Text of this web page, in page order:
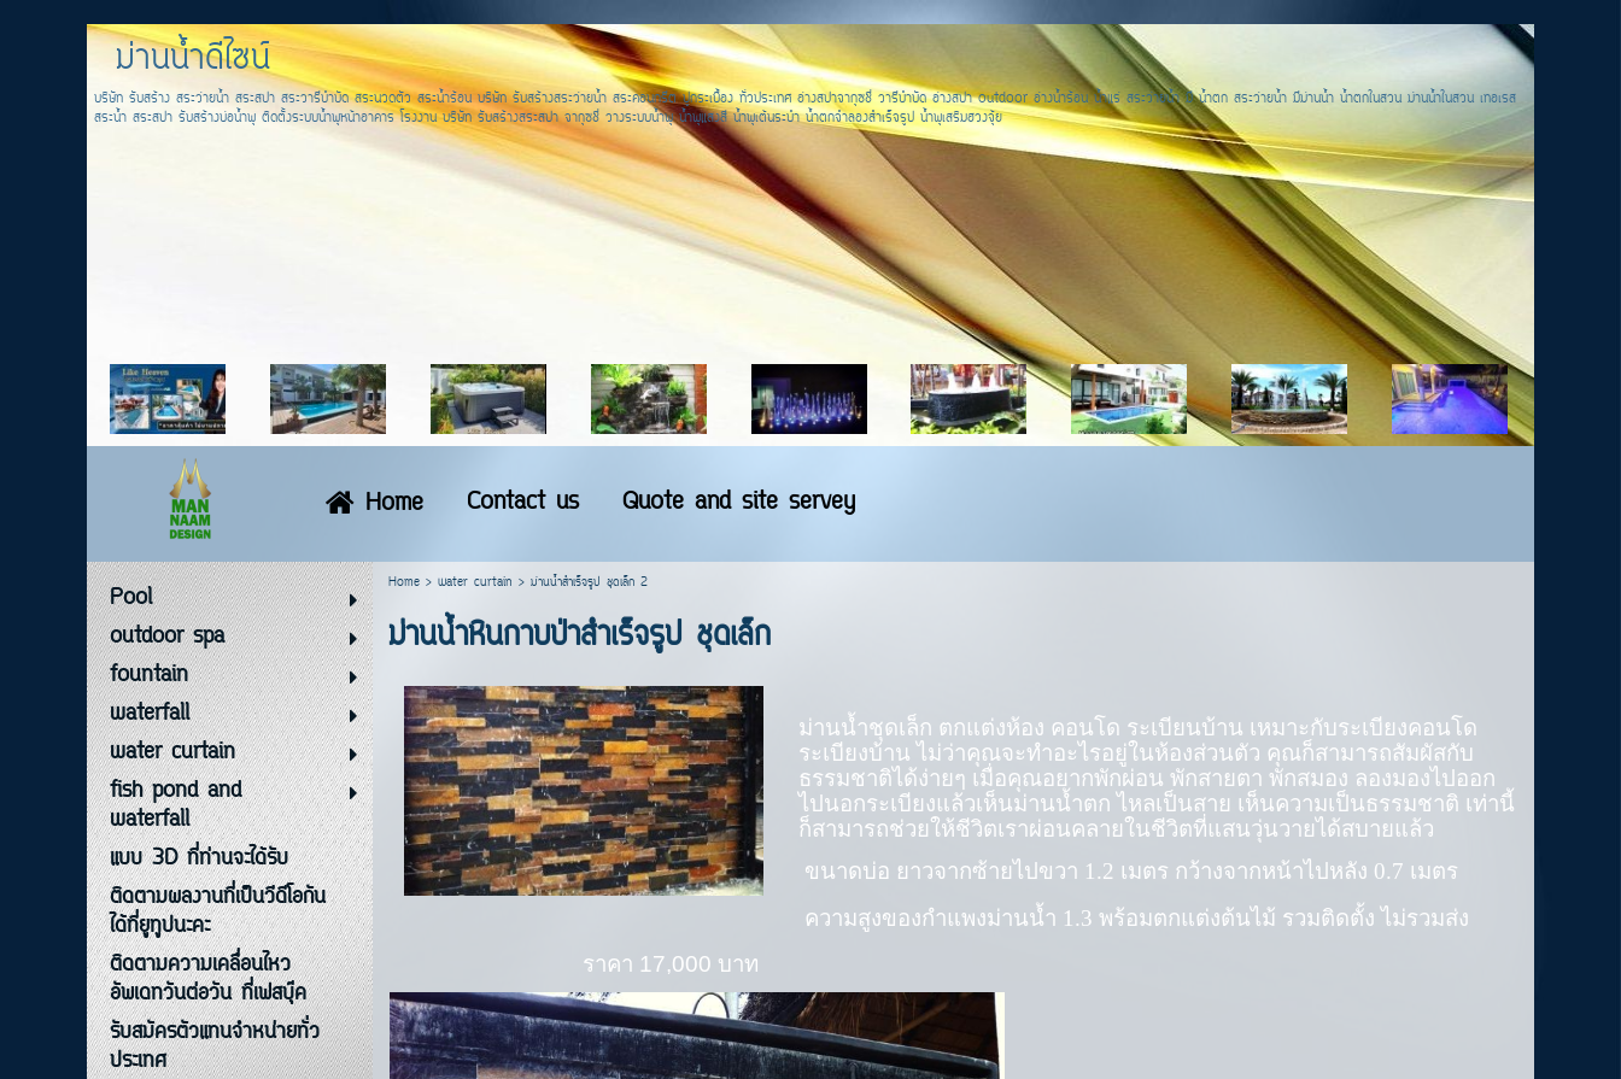
ม่านน้ำดีไซน์
บริษัท รับสร้าง สระว่ายน้ำ สระสปา สระวารีบำบัด สระนวดตัว สระน้ำร้อน บริษัท รับสร้างสระว่ายน้ำ สระคอนกรีต ปูกระเบื้อง ทั่วประเทศ อ่างสปาจากุซชี่ วารีบำบัด อ่างสปา outdoor อ่างน้ำร้อน น้ำแร่ สระว่ายน้ำ มี น้ำตก สระว่ายน้ำ มีม่านน้ำ น้ำตกในสวน ม่านน้ำในสวน เทอเรส
สระน้ำ สระสปา รับสร้างบ่อน้ำพุ ติดตั้งระบบน้ำพุหน้าอาคาร โรงงาน บริษัท รับสร้างสระสปา จากุซชี่ วางระบบน้ำพุ น้ำพุแสงสี น้ำพุเต้นระบำ น้ำตกจำลองสำเร็จรูป น้ำพุเสริมฮวงจุ้ย
Home Contact us Quote and site servey
Pool
outdoor spa
fountain
waterfall
water curtain
fish pond and
waterfall
แบบ 3D ที่ท่านจะได้รับ
ติดตามผลงานที่เป็นวีดีโอกัน
ได้ที่ยูทูปนะคะ
ติดตามความเคลื่อนไหว
อัพเดทวันต่อวัน ที่เฟสบุ๊ค
รับสมัครตัวแทนจำหน่ายทั่ว
ประเทศ
Home> water curtain > ม่านน้ำสำเร็จรูป ชุดเล็ก 2
ม่านน้ำหินกาบป่าสำเร็จรูป ชุดเล็ก
ม่านน้ำชุดเล็ก ตกแต่งห้อง คอนโด ระเบียนบ้าน เหมาะกับระเบียงคอนโด
ระเบียงบ้าน ไม่ว่าคุณจะทำอะไรอยู่ในห้องส่วนตัว คุณก็สามารถสัมผัสกับ
ธรรมชาติได้ง่ายๆ เมื่อคุณอยากพักผ่อน พักสายตา พักสมอง ลองมองไปออก
ไปนอกระเบียงแล้วเห็นม่านน้ำตก ไหลเป็นสาย เห็นความเป็นธรรมชาติ เท่านี้
ก็สามารถช่วยให้ชีวิตเราผ่อนคลายในชีวิตที่แสนวุ่นวายได้สบายแล้ว
ขนาดบ่อ ยาวจากซ้ายไปขวา 1.2 เมตร กว้างจากหน้าไปหลัง 0.7 เมตร
ความสูงของกำแพงม่านน้ำ 1.3พร้อมตกแต่งต้นไม้ รวมติดตั้ง ไม่รวมส่ง
ราคา 17,000 บาท